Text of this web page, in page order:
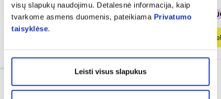
visų slapukų naudojimu. Detalesnė informacija, kaip
tvarkome asmens duomenis, pateikiama Privatumo
taisyklėse.
Leisti visus slapukus
% PAPILDOMA NUOLAIDA % PAPILDOMA
Į